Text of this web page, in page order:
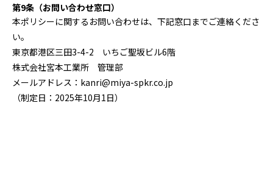
第9条（お問い合わせ窓口）
本ポリシーに関するお問い合わせは、下記窓口までご連絡くださ
い。
東京都港区三田3-4-2 いちご聖坂ビル6階
株式会社宮本工業所 管理部
メールアドレス：kanri@miya-spkr.co.jp
（制定日：2025年10月1日）